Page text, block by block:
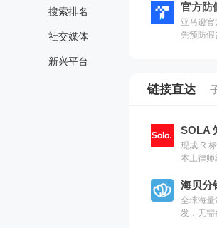
搜索排名
社交媒体
新兴平台
官方防
亚马逊
先预防假
链接直达
SOLA
现成 R
本土律师
海贝分
全球海量
发，无需